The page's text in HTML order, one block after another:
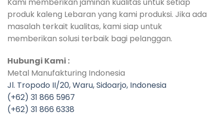
produk kaleng Lebaran yang kami produksi. Jika ada
masalah terkait kualitas, kami siap untuk
memberikan solusi terbaik bagi pelanggan.
Hubungi Kami :
Metal Manufakturing Indonesia
Jl. Tropodo II/20, Waru, Sidoarjo, Indonesia
(+62) 31 866 5967
(+62) 31 866 6338